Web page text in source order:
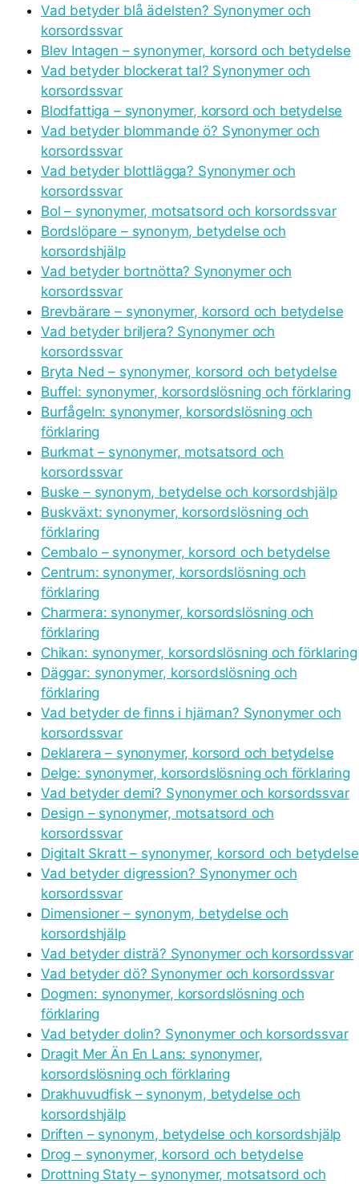
Vad betyder blå ädelsten? Synonymer och
korsordssvar
Blev Intagen – synonymer, korsord och betydelse
Vad betyder blockerat tal? Synonymer och
korsordssvar
Blodfattiga – synonymer, korsord och betydelse
Vad betyder blommande ö? Synonymer och
korsordssvar
Vad betyder blottlägga? Synonymer och
korsordssvar
Bol – synonymer, motsatsord och korsordssvar
Bordslöpare – synonym, betydelse och
korsordshjälp
Vad betyder bortnötta? Synonymer och
korsordssvar
Brevbärare – synonymer, korsord och betydelse
Vad betyder briljera? Synonymer och
korsordssvar
Bryta Ned – synonymer, korsord och betydelse
Buffel: synonymer, korsordslösning och förklaring
Burfågeln: synonymer, korsordslösning och
förklaring
Burkmat – synonymer, motsatsord och
korsordssvar
Buske – synonym, betydelse och korsordshjälp
Buskväxt: synonymer, korsordslösning och
förklaring
Cembalo – synonymer, korsord och betydelse
Centrum: synonymer, korsordslösning och
förklaring
Charmera: synonymer, korsordslösning och
förklaring
Chikan: synonymer, korsordslösning och förklaring
Däggar: synonymer, korsordslösning och
förklaring
Vad betyder de finns i hjärnan? Synonymer och
korsordssvar
Deklarera – synonymer, korsord och betydelse
Delge: synonymer, korsordslösning och förklaring
Vad betyder demi? Synonymer och korsordssvar
Design – synonymer, motsatsord och
korsordssvar
Digitalt Skratt – synonymer, korsord och betydelse
Vad betyder digression? Synonymer och
korsordssvar
Dimensioner – synonym, betydelse och
korsordshjälp
Vad betyder disträ? Synonymer och korsordssvar
Vad betyder dö? Synonymer och korsordssvar
Dogmen: synonymer, korsordslösning och
förklaring
Vad betyder dolin? Synonymer och korsordssvar
Dragit Mer Än En Lans: synonymer,
korsordslösning och förklaring
Drakhuvudfisk – synonym, betydelse och
korsordshjälp
Driften – synonym, betydelse och korsordshjälp
Drog – synonymer, korsord och betydelse
Drottning Staty – synonymer, motsatsord och